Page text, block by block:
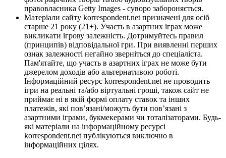
правовласника Getty Images - суворо забороняється.
Матеріали сайту korrespondent.net призначені для осіб
старше 21 року (21+). Участь в азартних іграх може
викликати ігрову залежність. Дотримуйтесь правил
(принципів) відповідальної гри. При виявленні перших
ознак залежності негайно зверніться до спеціаліста.
Пам'ятайте, що участь в азартних іграх не може бути
джерелом доходів або альтернативою роботі.
Інформаційний ресурс korrespondent.net не проводить
ігри на реальні та/або віртуальні гроші, також сайт не
приймає ні в якій формі оплату ставок та інших
платежів, які пов’язані/можуть бути пов’язані з
азартними іграми, букмекерами чи тоталізаторами. Будь-
які матеріали на інформаційному ресурсі
korrespondent.net публікуються виключно в
інформаційних цілях.